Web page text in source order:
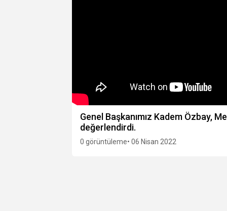
Genel Başkanımız Kadem Özbay,
değerlendirdi.
0 görüntüleme• 06 Nisan 2022